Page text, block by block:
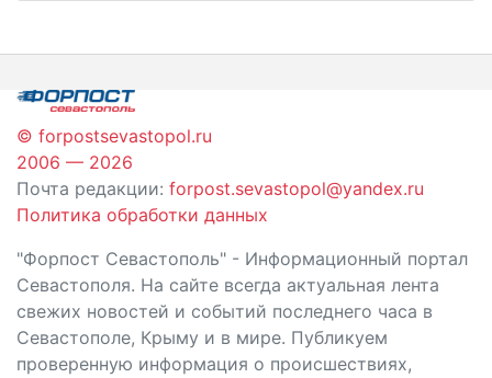
© forpostsevastopol.ru
2006 — 2026
Почта редакции: forpost.sevastopol@yandex.ru
Политика обработки данных
"Форпост Севастополь" - Информационный портал
Севастополя. На сайте всегда актуальная лента
свежих новостей и событий последнего часа в
Севастополе, Крыму и в мире. Публикуем
проверенную информация о происшествиях,